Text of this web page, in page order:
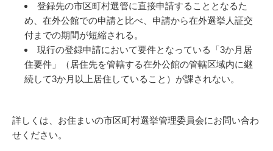
登録先の市区町村選管に直接申請することとなるた
め、在外公館での申請と比べ、申請から在外選挙人証交
付までの期間が短縮される。
現行の登録申請において要件となっている「3か月居
住要件」（居住先を管轄する在外公館の管轄区域内に継
続して3か月以上居住していること）が課されない。
詳しくは、お住まいの市区町村選挙管理委員会にお問い合わ
せください。